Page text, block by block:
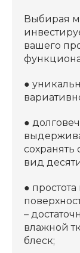
Выбирая
вашего
●
●
вид
●
–
влажной
блеск;